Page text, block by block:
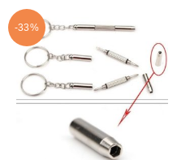
-33%